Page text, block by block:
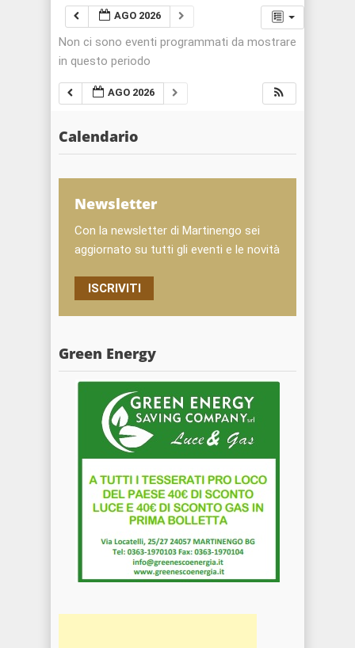
AGO 2026
Non ci sono eventi programmati da mostrare
in questo periodo
AGO 2026
Calendario
Newsletter
Con la newsletter di Martinengo sei
aggiornato su tutti gli eventi e le novità
ISCRIVITI
Green Energy